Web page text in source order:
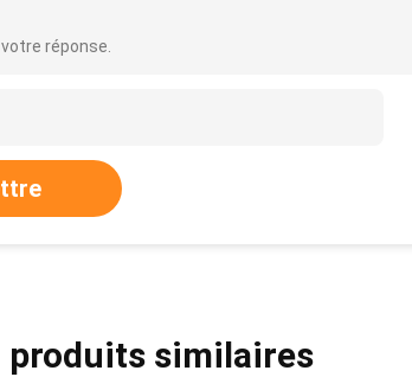
réponse.
produits similaires